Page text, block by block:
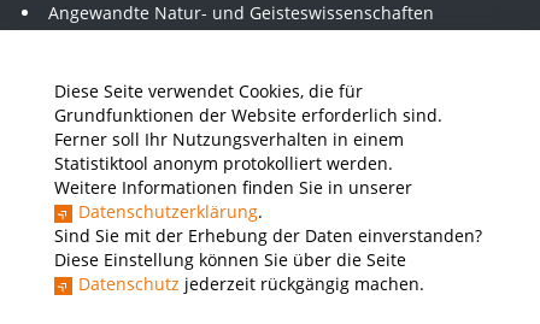
Diese Seite verwendet Cookies, die für
Grundfunktionen der Website erforderlich sind.
Ferner soll Ihr Nutzungsverhalten in einem
Statistiktool anonym protokolliert werden.
Weitere Informationen finden Sie in unserer
Datenschutzerklärung.
Sind Sie mit der Erhebung der Daten einverstanden?
Diese Einstellung können Sie über die Seite
Datenschutz jederzeit rückgängig machen.
Angewandte Natur- und Geisteswissenschaften
Angewandte Sozialwissenschaften
Elektrotechnik
Gestaltung
Informatik und Wirtschaftsinformatik
Kunststofftechnik und Vermessung
Maschinenbau
THWS Business School
Wirtschaftsingenieurwesen
Presse